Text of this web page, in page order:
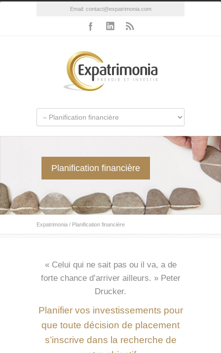
Email: contact@expatrimonia.com
Planification financière
Expatrimonia / Planification financière
« Celui qui ne sait pas ou il va, a de
forte chance d’arriver ailleurs. » Peter
Drucker.
Planifier vos investissements pour
que toute décision de placement
s’inscrive dans la recherche de